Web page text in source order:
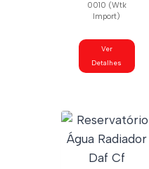
0010 (Wtk
Import)
Ver
Detalhes